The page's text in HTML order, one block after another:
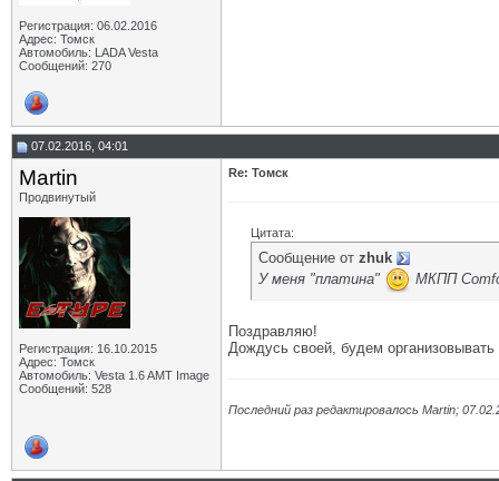
Регистрация: 06.02.2016
Адрес: Томск
Автомобиль: LADA Vesta
Сообщений: 270
07.02.2016, 04:01
Martin
Продвинутый
Регистрация: 16.10.2015
Адрес: Томск
Автомобиль: Vesta 1.6 AMT Image
Сообщений: 528
Re: Томск
Цитата:
Сообщение от zhuk
У меня "платина"
МКПП
Поздравляю!
Дождусь своей, будем организовывать
Последний раз редактировалось Martin;